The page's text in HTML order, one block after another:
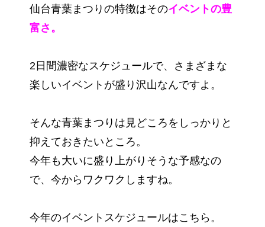
仙台青葉まつりの特徴はそのイベントの豊
富さ。
2日間濃密なスケジュールで、さまざまな
楽しいイベントが盛り沢山なんですよ。
そんな青葉まつりは見どころをしっかりと
抑えておきたいところ。
今年も大いに盛り上がりそうな予感なの
で、今からワクワクしますね。
今年のイベントスケジュールはこちら。